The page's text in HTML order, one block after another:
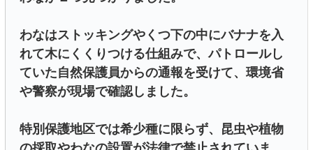
わなはストッキングやくつ下の中にバナナを入
れて木にくくりつける仕組みで、パトロールし
ていた自然保護員からの通報を受けて、環境省
や警察が現場で確認しました。
特別保護地区では希少種に限らず、昆虫や植物